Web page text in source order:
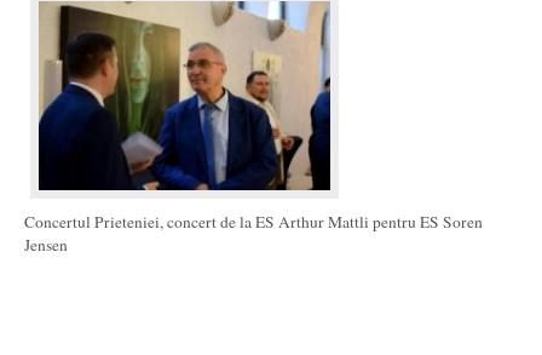
Concertul Prieteniei, concert de la ES Arthur Mattli pentru ES Soren
Jensen